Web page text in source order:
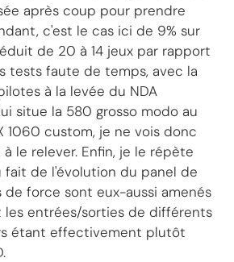
après coup pour prendre
c'est le cas ici de 9% sur
de 20 à 14 jeux par rapport
tests faute de temps, avec la
à la levée du NDA
situe la 580 grosso modo au
1060 custom, je ne vois donc
le relever. Enfin, je le répète
fait de l'évolution du panel de
de force sont eux-aussi amenés
les entrées/sorties de différents
étant effectivement plutôt